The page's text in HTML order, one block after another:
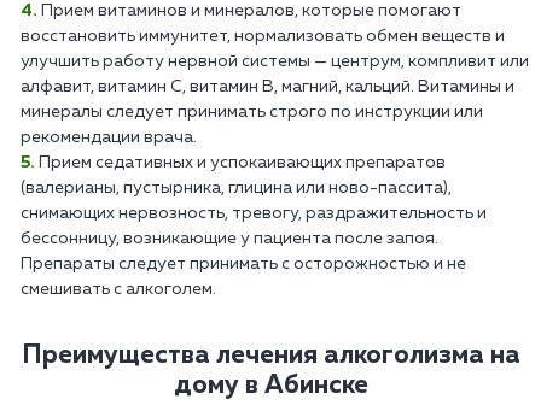
Прием витаминов и минералов, которые помогают
восстановить иммунитет, нормализовать обмен веществ и
улучшить работу нервной системы — центрум, компливит или
алфавит, витамин С, витамин В, магний, кальций. Витамины и
минералы следует принимать строго по инструкции или
рекомендации врача.
Прием седативных и успокаивающих препаратов
(валерианы, пустырника, глицина или ново-пассита),
снимающих нервозность, тревогу, раздражительность и
бессонницу, возникающие у пациента после запоя.
Препараты следует принимать с осторожностью и не
смешивать с алкоголем.
Преимущества лечения алкоголизма на
дому в Абинске